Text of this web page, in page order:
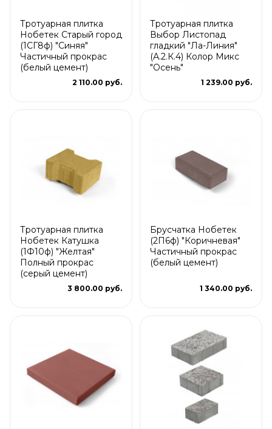
Тротуарная плитка
Нобетек Старый город
(1СГ8ф) "Синяя"
Частичный прокрас
(белый цемент)
2 110.00 руб.
Тротуарная плитка
Выбор Листопад
гладкий "Ла-Линия"
(А.2.К.4) Колор Микс
"Осень"
1 239.00 руб.
Тротуарная плитка
Нобетек Катушка
(1Ф10ф) "Желтая"
Полный прокрас
(серый цемент)
3 800.00 руб.
Брусчатка Нобетек
(2П6ф) "Коричневая"
Частичный прокрас
(белый цемент)
1 340.00 руб.